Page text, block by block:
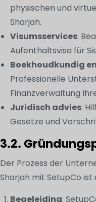
physischen und
Sharjah.
Visumsservices:
Aufenthaltsvisa für
Boekhoudkundig
Professionelle
Finanzverwaltung
Juridisch advies:
Gesetze und
3.2.
Der Prozess der
Sharjah mit SetupCo
Begeleiding: